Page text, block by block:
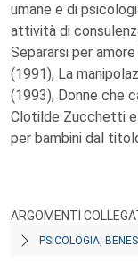
umane e di
attività di
Separarsi per
(1991), La
(1993), Donne che
Clotilde Zucchetti e
per bambini dal
ARGOMENTI
PSICOLOGIA,